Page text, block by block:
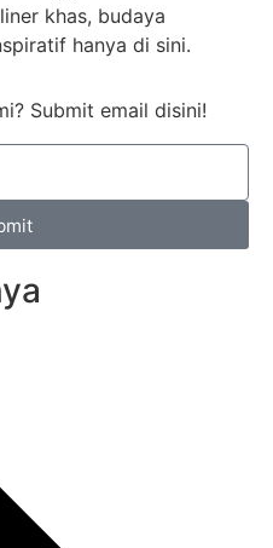
khas, budaya
hanya di sini.
Submit email disini!